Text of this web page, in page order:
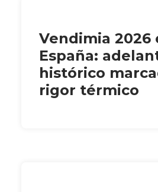
Vendimia 2026
España:
histórico
rigor térmico